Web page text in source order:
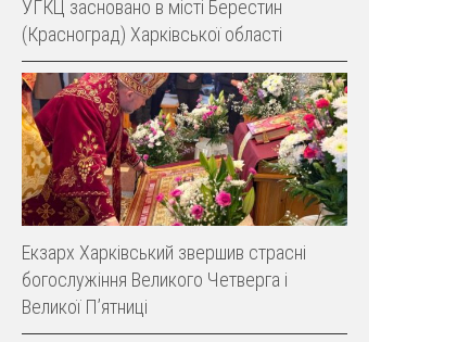
УГКЦ засновано в місті Берестин
(Красноград) Харківської області
Екзарх Харківський звершив страсні
богослужіння Великого Четверга і
Великої Пʼятниці